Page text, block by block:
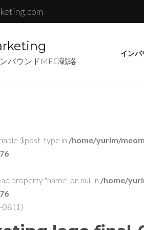
バウンドMEO戦略
インバ
$post_type in /home/yurim/
property "name" on null in /home/
08 (1)